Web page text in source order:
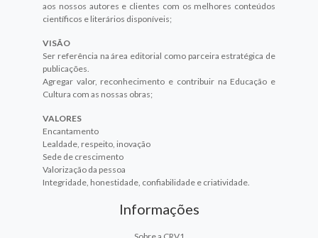
aos nossos autores e clientes com os melhores conteúdos
científicos e literários disponíveis;
VISÃO
Ser referência na área editorial como parceira estratégica de
publicações.
Agregar valor, reconhecimento e contribuir na Educação e
Cultura com as nossas obras;
VALORES
Encantamento
Lealdade, respeito, inovação
Sede de crescimento
Valorização da pessoa
Integridade, honestidade, confiabilidade e criatividade.
Informações